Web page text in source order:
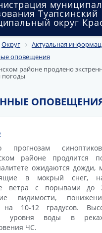
Туапсинский
округ
имущество
слушания и
Округ
Актуальная
оповещения
районе продлено
прогнозам
районе продлится
ожидаются дожди,
в мокрый снег,
ветра с порывами до
видимости,
на 10-12 градусов.
уровня воды в
ЧС.